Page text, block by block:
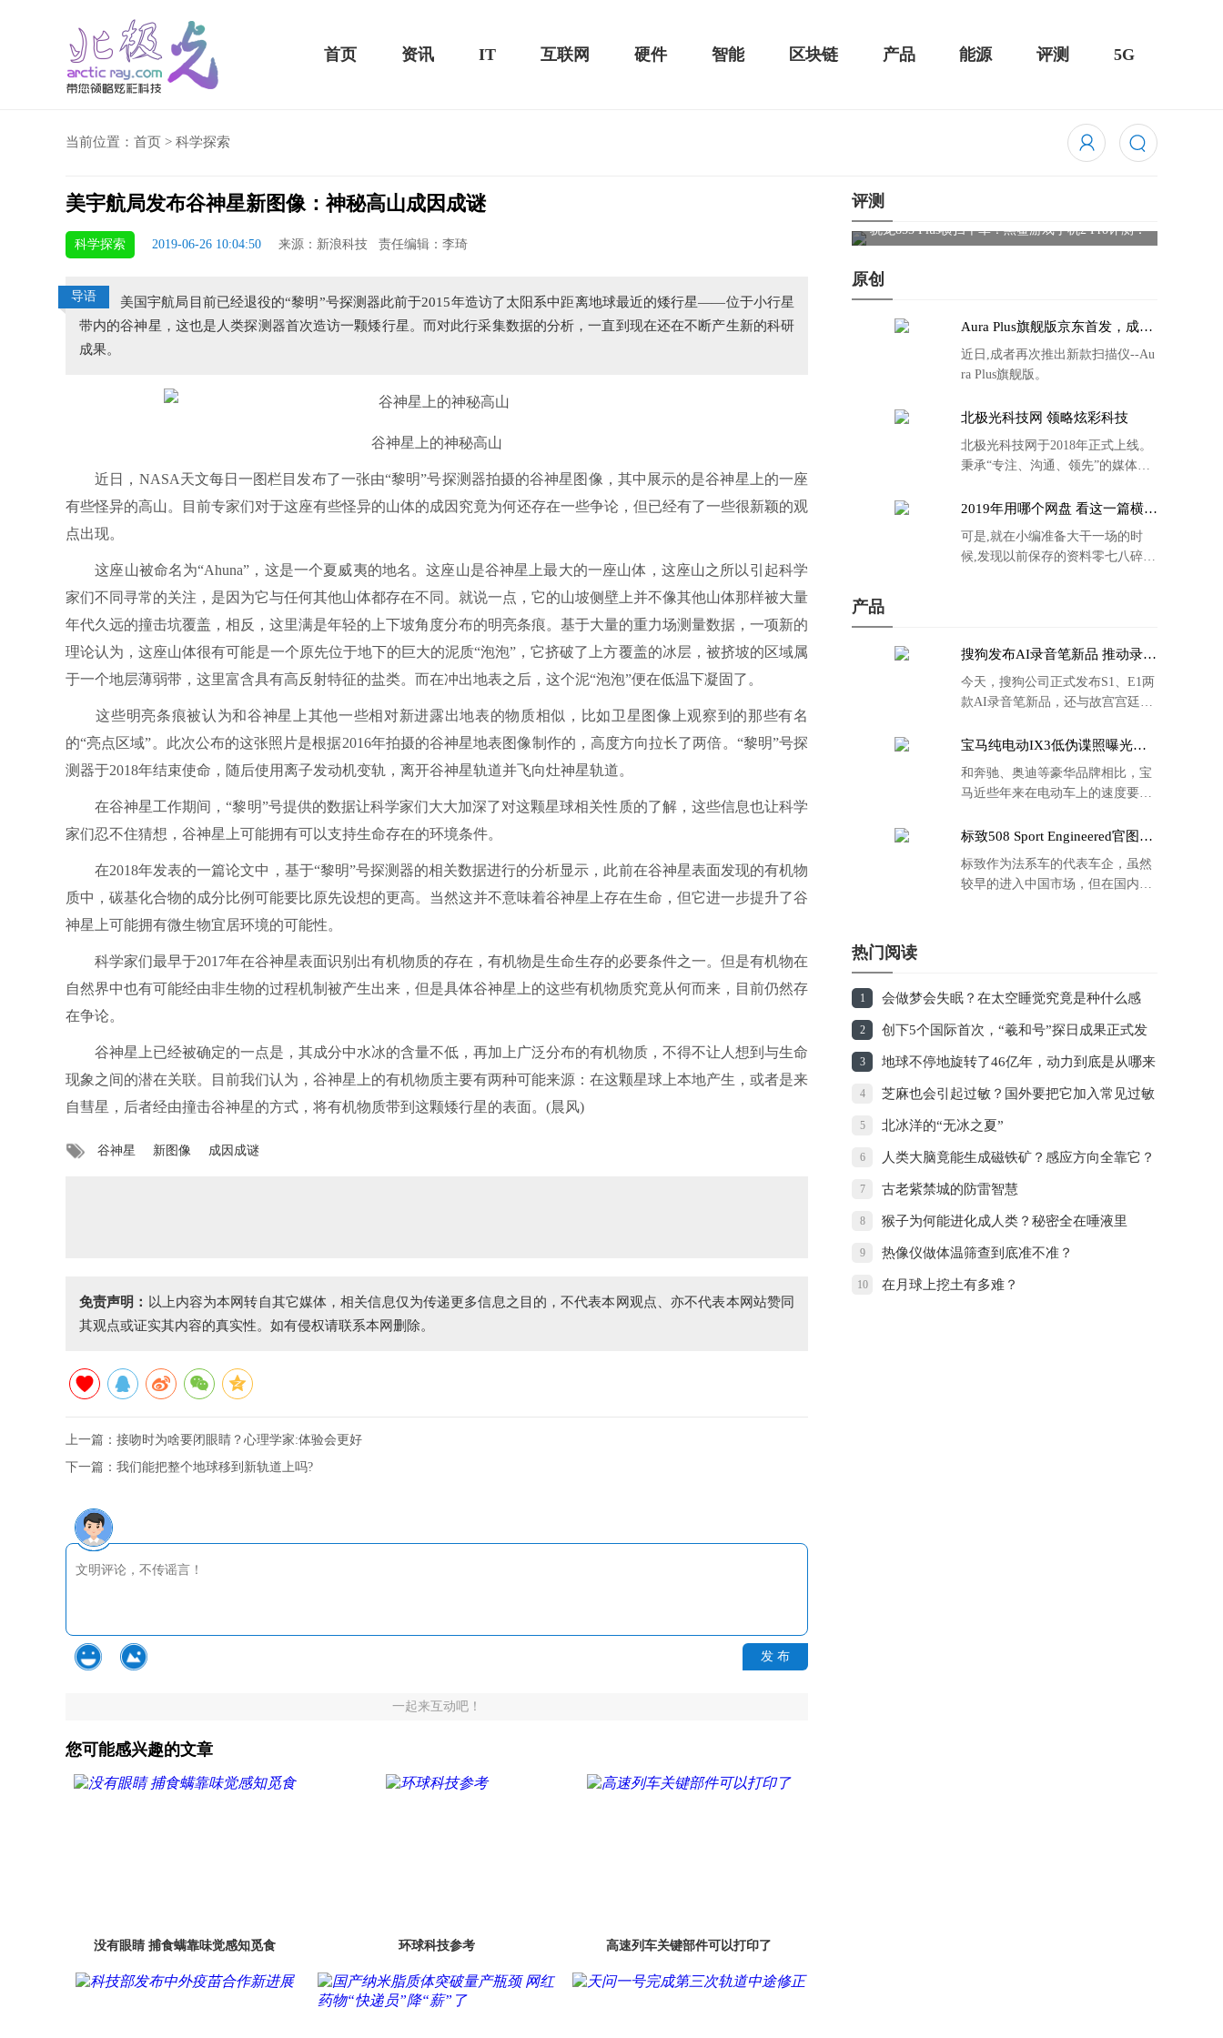
首页 资讯 IT 互联网 硬件 智能 区块链 产品 能源 评测 5G
当前位置： 首页 > 科学探索
美宇航局发布谷神星新图像：神秘高山成因成谜
科学探索 2019-06-26 10:04:50 来源：新浪科技 责任编辑：李琦
导语
美国宇航局目前已经退役的“黎明”号探测器此前于2015年造访了太阳系中距离地球最近的矮行星——位于小行星
带内的谷神星，这也是人类探测器首次造访一颗矮行星。而对此行采集数据的分析，一直到现在还在不断产生新的科研
成果。
谷神星上的神秘高山
近日，NASA天文每日一图栏目发布了一张由“黎明”号探测器拍摄的谷神星图像，其中展示的是谷神星上的一座
有些怪异的高山。目前专家们对于这座有些怪异的山体的成因究竟为何还存在一些争论，但已经有了一些很新颖的观
点出现。
这座山被命名为“Ahuna”，这是一个夏威夷的地名。这座山是谷神星上最大的一座山体，这座山之所以引起科学
家们不同寻常的关注，是因为它与任何其他山体都存在不同。就说一点，它的山坡侧壁上并不像其他山体那样被大量
年代久远的撞击坑覆盖，相反，这里满是年轻的上下坡角度分布的明亮条痕。基于大量的重力场测量数据，一项新的
理论认为，这座山体很有可能是一个原先位于地下的巨大的泥质“泡泡”，它挤破了上方覆盖的冰层，被挤坡的区域属
于一个地层薄弱带，这里富含具有高反射特征的盐类。而在冲出地表之后，这个泥“泡泡”便在低温下凝固了。
这些明亮条痕被认为和谷神星上其他一些相对新进露出地表的物质相似，比如卫星图像上观察到的那些有名
的“亮点区域”。此次公布的这张照片是根据2016年拍摄的谷神星地表图像制作的，高度方向拉长了两倍。“黎明”号探
测器于2018年结束使命，随后使用离子发动机变轨，离开谷神星轨道并飞向灶神星轨道。
在谷神星工作期间，“黎明”号提供的数据让科学家们大大加深了对这颗星球相关性质的了解，这些信息也让科学
家们忍不住猜想，谷神星上可能拥有可以支持生命存在的环境条件。
在2018年发表的一篇论文中，基于“黎明”号探测器的相关数据进行的分析显示，此前在谷神星表面发现的有机物
质中，碳基化合物的成分比例可能要比原先设想的更高。当然这并不意味着谷神星上存在生命，但它进一步提升了谷
神星上可能拥有微生物宜居环境的可能性。
科学家们最早于2017年在谷神星表面识别出有机物质的存在，有机物是生命生存的必要条件之一。但是有机物在
自然界中也有可能经由非生物的过程机制被产生出来，但是具体谷神星上的这些有机物质究竟从何而来，目前仍然存
在争论。
谷神星上已经被确定的一点是，其成分中水冰的含量不低，再加上广泛分布的有机物质，不得不让人想到与生命
现象之间的潜在关联。目前我们认为，谷神星上的有机物质主要有两种可能来源：在这颗星球上本地产生，或者是来
自彗星，后者经由撞击谷神星的方式，将有机物质带到这颗矮行星的表面。(晨风)
谷神星 新图像 成因成谜
免责声明： 以上内容为本网转自其它媒体，相关信息仅为传递更多信息之目的，不代表本网观点、亦不代表本网站赞同
其观点或证实其内容的真实性。如有侵权请联系本网删除。
上一篇： 接吻时为啥要闭眼睛？心理学家:体验会更好
下一篇： 我们能把整个地球移到新轨道上吗?
发 布
一起来互动吧！
您可能感兴趣的文章
没有眼睛 捕食螨靠味觉感知觅食 环球科技参考 高速列车关键部件可以打印了
评测
横扫千军！黑鲨游戏手机2 Pro评测： 骁龙855 Plus横扫千军！黑鲨游戏手机2 Pro评测：
原创
Aura Plus旗舰版京东首发，成者
近日,成者再次推出新款扫描仪--Au
ra Plus旗舰版。
北极光科技网 领略炫彩科技
北极光科技网于2018年正式上线。
秉承“专注、沟通、领先”的媒体理
2019年用哪个网盘 看这一篇横评
可是,就在小编准备大干一场的时
候,发现以前保存的资料零七八碎,
产品
搜狗发布AI录音笔新品 推动录音
今天，搜狗公司正式发布S1、E1两
款AI录音笔新品，还与故宫宫廷文
的故宫宫廷联名款。
宝马纯电动IX3低伪谍照曝光：
和奔驰、奥迪等豪华品牌相比，宝
马近些年来在电动车上的速度要慢
标致508 Sport Engineered官图发
标致作为法系车的代表车企，虽然
较早的进入中国市场，但在国内的
热门阅读
1 会做梦会失眠？在太空睡觉究竟是种什么感
觉？
2 创下5个国际首次，“羲和号”探日成果正式发
布
3 地球不停地旋转了46亿年，动力到底是从哪来
的？
4 芝麻也会引起过敏？国外要把它加入常见过敏
原
5 北冰洋的“无冰之夏”
6 人类大脑竟能生成磁铁矿？感应方向全靠它？
7 古老紫禁城的防雷智慧
8 猴子为何能进化成人类？秘密全在唾液里
9 热像仪做体温筛查到底准不准？
10 在月球上挖土有多难？